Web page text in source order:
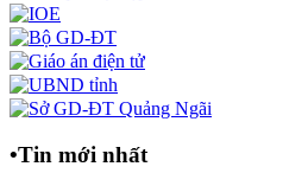
•Tin mới nhất